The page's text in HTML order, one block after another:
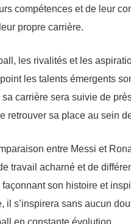
compétences et de leur
propre carrière.
les rivalités et les
les talents émergents
carrière sera suivie de
retrouver sa place au sein
entre Messi et
travail acharné et de
son histoire et
il s’inspirera sans aucun
en constante évolution.